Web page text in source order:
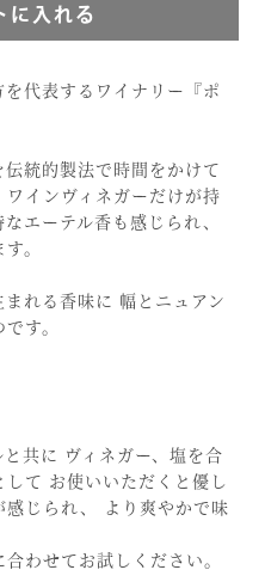
に入れる
代表するワイナリー『ポ
統的製法で時間をかけて
インヴィネガーだけが持
エーテル香も感じられ、
。
れる香味に 幅とニュアン
す。
共に ヴィネガー、塩を合
て お使いいただくと優し
じられ、 より爽やかで味
わせてお試しください。